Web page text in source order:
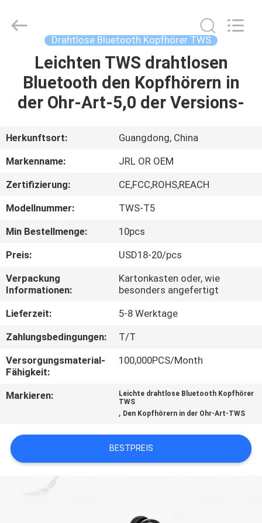
HEIM
PRODUKTE
VIDEOS
SHOW
ÜBER
UNS
QUALITÄTSKONTROLLE
UNS
NACHRICHTEN
NEWS
Drahtlose Bluetooth Kopfhörer TWS
Leichten TWS drahtlosen
Bluetooth den Kopfhörern in
der Ohr-Art-5,0 der Versions-
Herkunftsort:
Guangdong, China
Markenname:
JRL OR OEM
Zertifizierung:
CE,FCC,ROHS,REACH
Modellnummer:
TWS-T5
Min Bestellmenge:
10pcs
Preis:
USD18-20/pcs
Verpackung
Informationen:
Kartonkasten oder, wie
besonders angefertigt
Lieferzeit:
5-8 Werktage
Zahlungsbedingungen:
T/T
Versorgungsmaterial-
Fähigkeit:
100,000PCS/Month
Markieren:
Leichte drahtlose Bluetooth Kopfhörer
TWS
, Den Kopfhörern in der Ohr-Art-TWS
BESTPREIS